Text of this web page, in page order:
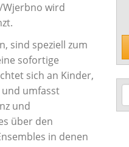
Wjerbno wird
sind speziell zum
sofortige
sich an Kinder,
und umfasst
und
über den
in denen